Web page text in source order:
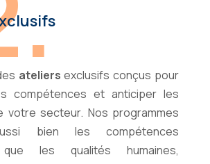
ateliers exclusifs conçus pour
compétences et anticiper les
votre secteur. Nos programmes
bien les compétences
que les qualités humaines,